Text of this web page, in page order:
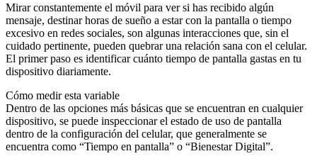
Mirar constantemente el móvil para ver si has recibido algún
mensaje, destinar horas de sueño a estar con la pantalla o tiempo
excesivo en redes sociales, son algunas interacciones que, sin el
cuidado pertinente, pueden quebrar una relación sana con el celular.
El primer paso es identificar cuánto tiempo de pantalla gastas en tu
dispositivo diariamente.
Cómo medir esta variable
Dentro de las opciones más básicas que se encuentran en cualquier
dispositivo, se puede inspeccionar el estado de uso de pantalla
dentro de la configuración del celular, que generalmente se
encuentra como “Tiempo en pantalla” o “Bienestar Digital”.